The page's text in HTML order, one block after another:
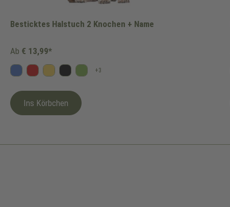
Besticktes Halstuch 2 Knochen + Name
BlauRot GelbSchwarz
Kiwi
+3
Ab € 13,99*
Ins Körbchen